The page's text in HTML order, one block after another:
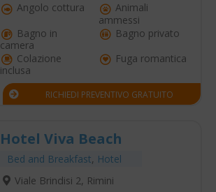
Angolo cottura
Animali
ammessi
Bagno in
camera
Bagno privato
Colazione
inclusa
Fuga romantica
RICHIEDI PREVENTIVO GRATUITO
Hotel Viva Beach
Bed and Breakfast, Hotel
Viale Brindisi 2, Rimini